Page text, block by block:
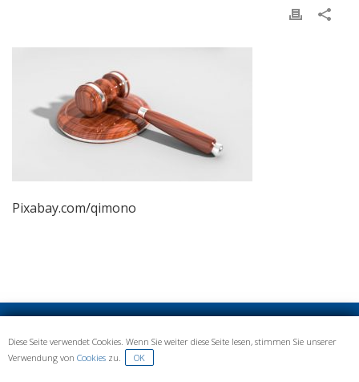
Pixabay.com/qimono
Diese Seite verwendet Cookies. Wenn Sie weiter diese Seite lesen, stimmen Sie unserer
Verwendung von Cookies zu. OK